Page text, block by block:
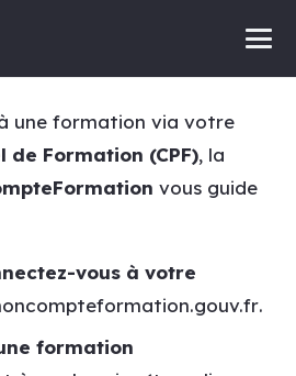
une formation via votre
de Formation (CPF), la
vous guide
vous à votre
.
formation